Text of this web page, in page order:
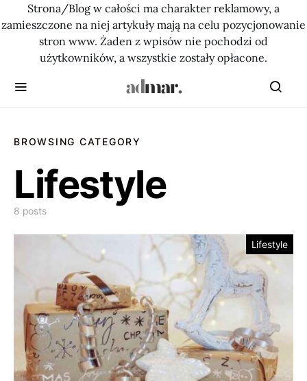
Strona/Blog w całości ma charakter reklamowy, a
zamieszczone na niej artykuły mają na celu pozycjonowanie
stron www. Żaden z wpisów nie pochodzi od
użytkowników, a wszystkie zostały opłacone.
BROWSING CATEGORY
Lifestyle
8 posts
Lifestyle